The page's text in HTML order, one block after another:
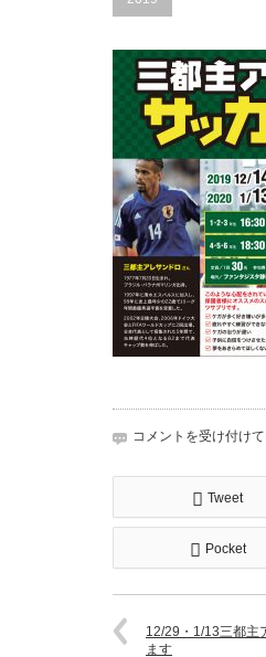
Ale-
は
コメントを受け付け
Tweet
Pocket
12/29・1/13三都主
ます